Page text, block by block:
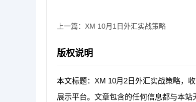
上一篇： XM 10月1日外汇实战策略
版权说明
本文标题：XM 10月2日外汇实战策略，收
展示平台。文章包含的任何信息都与本